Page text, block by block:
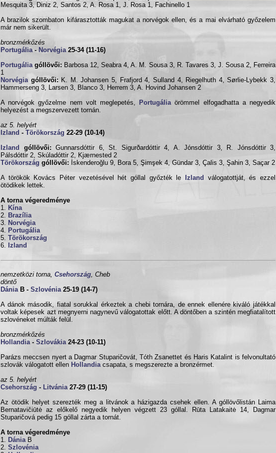
Mesquita 3, Diniz 2, Santos 2, A. Rosa 1, J. Rosa 1, Fachinello 1
A brazilok szombaton kifárasztották magukat a norvégok ellen, és a mai elvárható győzelem
már nem sikerült.
bronzmérkőzés
Portugália- Norvégia25-34 (11-16)
Portugália góllövői: Barbosa 12, Seabra 4, A. M. Sousa 3, R. Tavares 3, J. Sousa 2, Ferreira
1
Norvégia góllövői: K. M. Johansen 5, Frafjord 4, Sulland 4, Riegelhuth 4, Sørlie-Lybekk 3,
Hammerseng 3, Larsen 3, Blanco 3, Herrem 3, A. Hovind Johansen 2
A norvégok győzelme nem volt meglepetés, Portugália örömmel elfogadhatta a negyedik
helyezést a megszervezett tornán.
az 5. helyért
Izland - Törökország 22-29 (10-14)
Izland góllövői: Gunnarsdóttir 6, St. Sigurðardóttir 4, A. Jónsdóttir 3, R. Jónsdóttir 3,
Pálsdóttir 2, Skúladóttir 2, Kjærnested 2
Törökország góllövői: İskenderoğlu 9, Bora 5, Şimşek 4, Gündar 3, Çalis 3, Şahin 3, Saçar 2
A törökök Kovács Péter vezetésével hét góllal győzték le Izland
válogatottját, és ezzel
ötödikek lettek.
A torna végeredménye
1.
Kína
2.
Brazília
3.
Norvégia
4.
Portugália
5. Törökország
6.
Izland
nemzetközi torna, Csehország, Cheb
döntő
DániaB - Szlovénia25-19 (14-7)
A dánok második, fiatal sorukkal érkeztek a chebi tornára, de ennek ellenére kiváló játékkal
voltak képesek azt megnyerni nagynevű válogatottak előtt. A döntőben a szintén megfiatalított
szlovéneket múlták felül.
bronzmérkőzés
Hollandia- Szlovákia24-23 (10-11)
Parázs meccsen nyert a Dagmar Stuparičovát, Tóth Zsanettet és Haris Katalint is felvonultató
szlovák válogatott ellen Hollandiacsapata, s megszerezte a bronzérmet.
az 5. helyért
Csehország - Litvánia27-29 (11-15)
Az ötödik helyet szerezték meg a litvánok a házigazda csehek ellen. A góllövőlistán Laima
Bernatavičiūtė az előkelő negyedik helyen végzett 23 góllal. Rūta Latakaitė 14, Dagmar
Stuparičová pedig 15 góllal zárta a tornát.
A torna végeredménye
1. DániaB
2. Szlovénia